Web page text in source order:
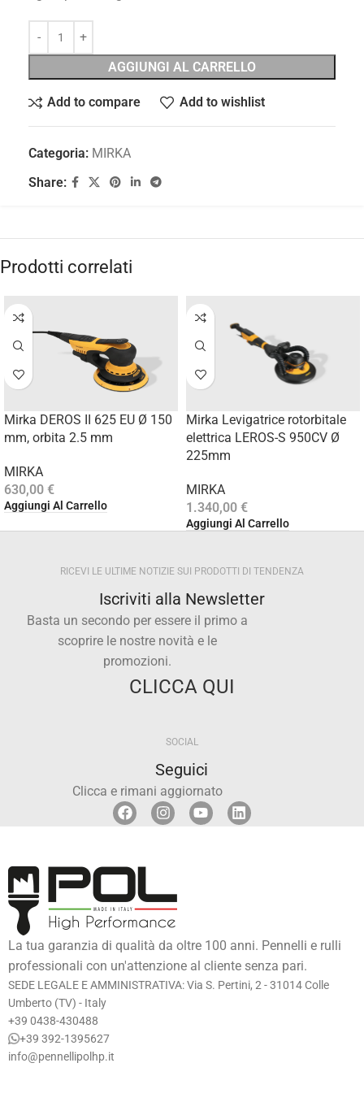
AGGIUNGI AL CARRELLO
Add to compare Add to wishlist
Categoria: MIRKA
Share:
Prodotti correlati
Mirka DEROS II 625 EU Ø 150
mm, orbita 2.5 mm
MIRKA
630,00 €
Aggiungi Al Carrello
Mirka Levigatrice rotorbitale
elettrica LEROS-S 950CV Ø
225mm
MIRKA
1.340,00 €
Aggiungi Al Carrello
RICEVI LE ULTIME NOTIZIE SUI PRODOTTI DI TENDENZA
Iscriviti alla Newsletter
Basta un secondo per essere il primo a
scoprire le nostre novità e le
promozioni.
CLICCA QUI
SOCIAL
Seguici
Clicca e rimani aggiornato
La tua garanzia di qualità da oltre 100 anni. Pennelli e rulli
professionali con un'attenzione al cliente senza pari.
SEDE LEGALE E AMMINISTRATIVA: Via S. Pertini, 2 - 31014 Colle
Umberto (TV) - Italy
+39 0438-430488
+39 392-1395627
info@pennellipolhp.it